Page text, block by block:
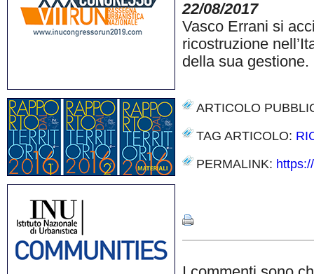
22/08/2017
Vasco Errani si
ricostruzione
della sua gestione.
ARTICOLO
TAG ARTICOLO:
PERMALINK: